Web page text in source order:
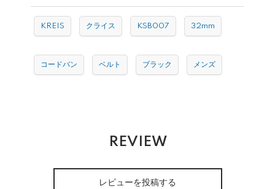
KREIS クライス KSB007 32mm
コードバン ベルト ブラック メンズ
REVIEW
レビューを投稿する